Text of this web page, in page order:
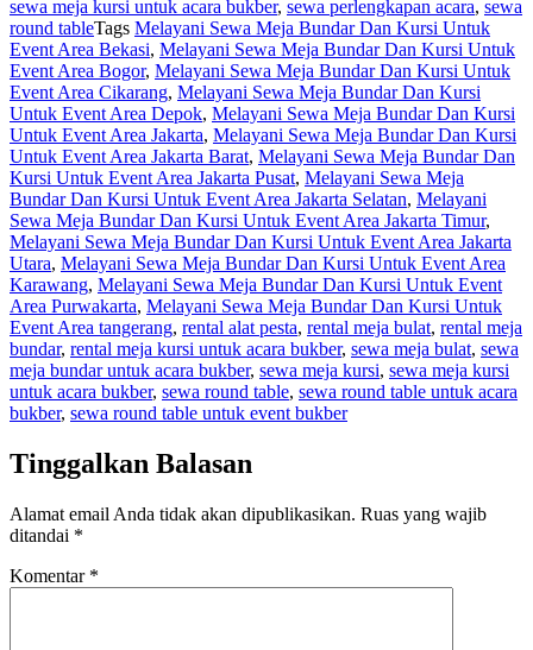
sewa meja kursi untuk acara bukber, sewa perlengkapan acara, sewa
round tableTags Melayani Sewa Meja Bundar Dan Kursi Untuk
Event Area Bekasi, Melayani Sewa Meja Bundar Dan Kursi Untuk
Event Area Bogor, Melayani Sewa Meja Bundar Dan Kursi Untuk
Event Area Cikarang, Melayani Sewa Meja Bundar Dan Kursi
Untuk Event Area Depok, Melayani Sewa Meja Bundar Dan Kursi
Untuk Event Area Jakarta, Melayani Sewa Meja Bundar Dan Kursi
Untuk Event Area Jakarta Barat, Melayani Sewa Meja Bundar Dan
Kursi Untuk Event Area Jakarta Pusat, Melayani Sewa Meja
Bundar Dan Kursi Untuk Event Area Jakarta Selatan, Melayani
Sewa Meja Bundar Dan Kursi Untuk Event Area Jakarta Timur,
Melayani Sewa Meja Bundar Dan Kursi Untuk Event Area Jakarta
Utara, Melayani Sewa Meja Bundar Dan Kursi Untuk Event Area
Karawang, Melayani Sewa Meja Bundar Dan Kursi Untuk Event
Area Purwakarta, Melayani Sewa Meja Bundar Dan Kursi Untuk
Event Area tangerang, rental alat pesta, rental meja bulat, rental meja
bundar, rental meja kursi untuk acara bukber, sewa meja bulat, sewa
meja bundar untuk acara bukber, sewa meja kursi, sewa meja kursi
untuk acara bukber, sewa round table, sewa round table untuk acara
bukber, sewa round table untuk event bukber
Tinggalkan Balasan
Alamat email Anda tidak akan dipublikasikan. Ruas yang wajib
ditandai *
Komentar *